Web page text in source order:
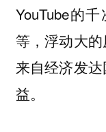
YouTube的
等，浮动大
来自经济发
益。